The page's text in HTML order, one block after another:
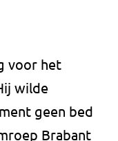
voor het
wilde
geen bed
Brabant